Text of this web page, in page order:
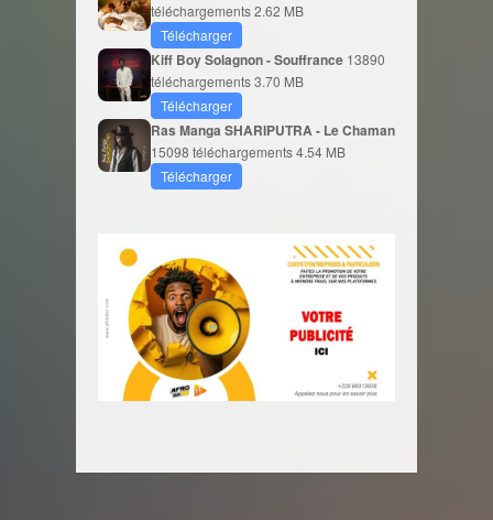
téléchargements2.62 MB
Télécharger
Kiff Boy Solagnon - Souffrance 13890
téléchargements3.70 MB
Télécharger
Ras Manga SHARIPUTRA - Le Chaman
15098 téléchargements4.54 MB
Télécharger